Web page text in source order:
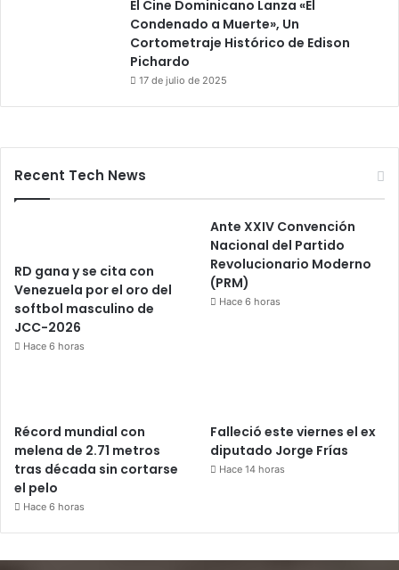
El Cine Dominicano Lanza «El
Condenado a Muerte», Un
Cortometraje Histórico de Edison
Pichardo
17 de julio de 2025
Recent Tech News
RD gana y se cita con
Venezuela por el oro del
softbol masculino de
JCC-2026
Hace 6 horas
Ante XXIV Convención
Nacional del Partido
Revolucionario Moderno
(PRM)
Hace 6 horas
Récord mundial con
melena de 2.71 metros
tras década sin cortarse
el pelo
Hace 6 horas
Falleció este viernes el ex
diputado Jorge Frías
Hace 14 horas